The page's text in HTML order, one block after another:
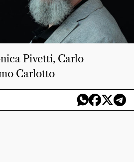
Pivetti, Carlo
Carlotto